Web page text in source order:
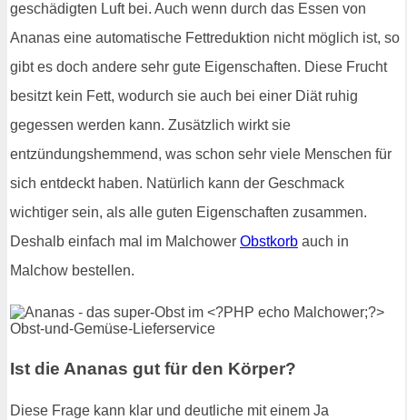
geschädigten Luft bei. Auch wenn durch das Essen von
Ananas eine automatische Fettreduktion nicht möglich ist, so
gibt es doch andere sehr gute Eigenschaften. Diese Frucht
besitzt kein Fett, wodurch sie auch bei einer Diät ruhig
gegessen werden kann. Zusätzlich wirkt sie
entzündungshemmend, was schon sehr viele Menschen für
sich entdeckt haben. Natürlich kann der Geschmack
wichtiger sein, als alle guten Eigenschaften zusammen.
Deshalb einfach mal im Malchower Obstkorb auch in
Malchow bestellen.
Ist die Ananas gut für den Körper?
Diese Frage kann klar und deutliche mit einem Ja